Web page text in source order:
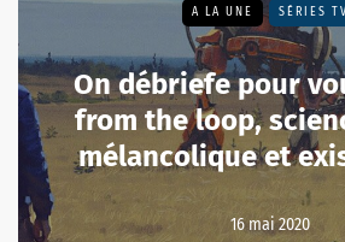
A LA UNE SÉRIES TV
On débriefe pour
from the loop,
mélancolique et
16 mai 2020